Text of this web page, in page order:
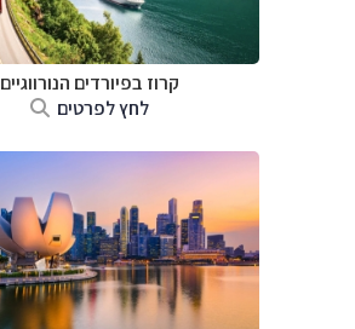
קרוז בפיורדים הנורווגיים
לחץ לפרטים